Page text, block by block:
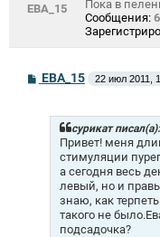
ЕВА_15
Пока в
Сообщения:
СЕВА_15 22 июл 2011,
сурикат писал(а):
Привет! меня
стимуляции
а сегодня весь
левый, но и
знаю, как
такого не
подсадочка?